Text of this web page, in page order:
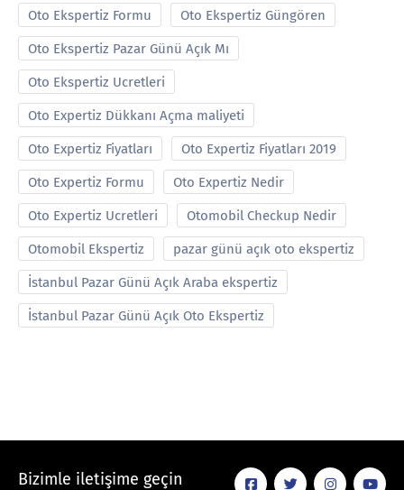
Oto Ekspertiz Formu Oto Ekspertiz Güngören
Oto Ekspertiz Pazar Günü Açık Mı
Oto Ekspertiz Ucretleri
Oto Expertiz Dükkanı Açma maliyeti
Oto Expertiz Fiyatları Oto Expertiz Fiyatları 2019
Oto Expertiz Formu Oto Expertiz Nedir
Oto Expertiz Ucretleri Otomobil Checkup Nedir
Otomobil Ekspertiz pazar günü açık oto ekspertiz
İstanbul Pazar Günü Açık Araba ekspertiz
İstanbul Pazar Günü Açık Oto Ekspertiz
Bizimle iletişime geçin